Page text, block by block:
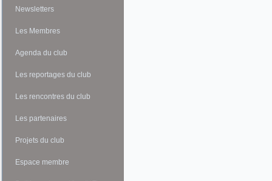
Newsletters
Les Membres
Agenda du club
Les reportages du club
Les rencontres du club
Les partenaires
Projets du club
Espace membre